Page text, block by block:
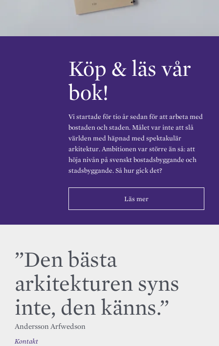
Köp & läs vår
bok!
Vi startade för tio år sedan för att arbeta med
bostaden och staden. Målet var inte att slå
världen med häpnad med spektakulär
arkitektur. Ambitionen var större än så: att
höja nivån på svenskt bostadsbyggande och
stadsbyggande. Så hur gick det?
Läs mer
”Den bästa
arkitekturen syns
inte, den känns.”
Andersson Arfwedson
Kontakt